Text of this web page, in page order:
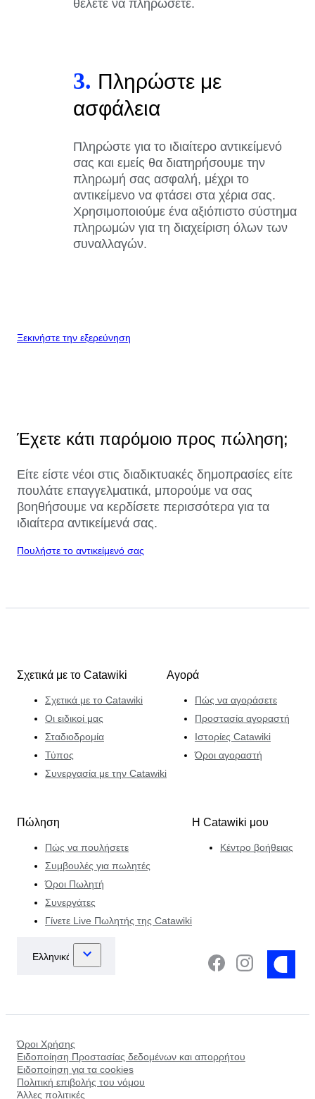
θέλετε να πληρώσετε.
3. Πληρώστε με
ασφάλεια
Πληρώστε για το ιδιαίτερο αντικείμενό
σας και εμείς θα διατηρήσουμε την
πληρωμή σας ασφαλή, μέχρι το
αντικείμενο να φτάσει στα χέρια σας.
Χρησιμοποιούμε ένα αξιόπιστο σύστημα
πληρωμών για τη διαχείριση όλων των
συναλλαγών.
Ξεκινήστε την εξερεύνηση
Έχετε κάτι παρόμοιο προς πώληση;
Είτε είστε νέοι στις διαδικτυακές δημοπρασίες είτε
πουλάτε επαγγελματικά, μπορούμε να σας
βοηθήσουμε να κερδίσετε περισσότερα για τα
ιδιαίτερα αντικείμενά σας.
Πουλήστε το αντικείμενό σας
Σχετικά με το Catawiki
Σχετικά με το Catawiki
Οι ειδικοί μας
Σταδιοδρομία
Τύπος
Συνεργασία με την Catawiki
Αγορά
Πώς να αγοράσετε
Προστασία αγοραστή
Ιστορίες Catawiki
Όροι αγοραστή
Πώληση
Πώς να πουλήσετε
Συμβουλές για πωλητές
Όροι Πωλητή
Συνεργάτες
Γίνετε Live Πωλητής της Catawiki
Η Catawiki μου
Κέντρο βοήθειας
Όροι Χρήσης
Ειδοποίηση Προστασίας δεδομένων και απορρήτου
Ειδοποίηση για τα cookies
Πολιτική επιβολής του νόμου
Άλλες πολιτικές